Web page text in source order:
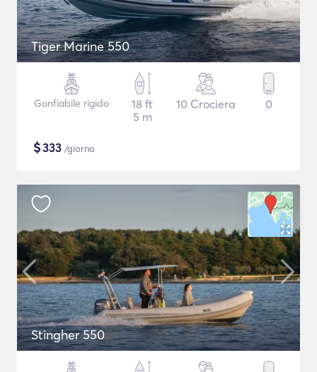
Tiger Marine 550
Gonfiabile rigido
18 ft
5 m
10 Crociera 0
$333 /giorno
Stingher 550